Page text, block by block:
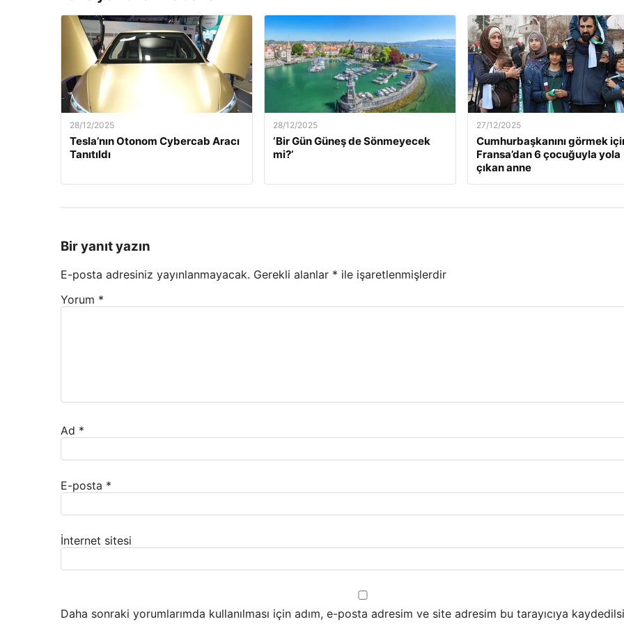
28/12/2025
Tesla’nın Otonom Cybercab Aracı
Tanıtıldı
28/12/2025
‘Bir Gün Güneş de Sönmeyecek
mi?’
27/12/2025
Cumhurbaşkanını görmek
Fransa’dan 6 çocuğuyla yola
çıkan anne
Bir yanıt yazın
E-posta adresiniz yayınlanmayacak. Gerekli alanlar * ile işaretlenmişlerdir
Yorum *
Ad *
E-posta *
İnternet sitesi
Daha sonraki yorumlarımda kullanılması için adım, e-posta adresim ve site adresim bu tarayıcıya